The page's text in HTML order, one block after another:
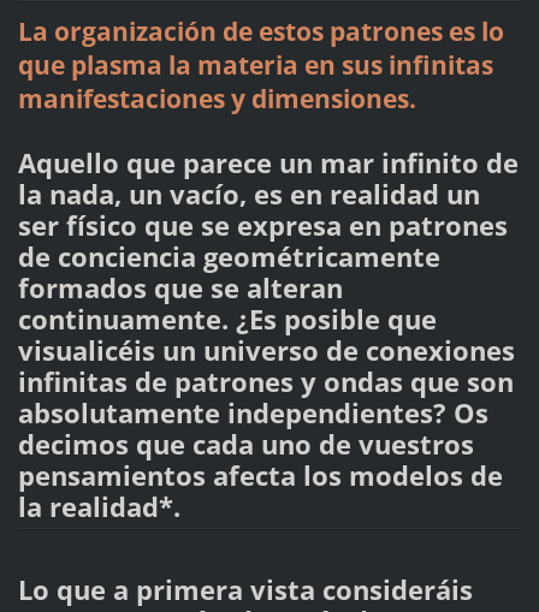
La organización de estos patrones es lo
que plasma la materia en sus infinitas
manifestaciones y dimensiones.
Aquello que parece un mar infinito de
la nada, un vacío, es en realidad un
ser físico que se expresa en patrones
de conciencia geométricamente
formados que se alteran
continuamente. ¿Es posible que
visualicéis un universo de conexiones
infinitas de patrones y ondas que son
absolutamente independientes? Os
decimos que cada uno de vuestros
pensamientos afecta los modelos de
la realidad*.
Lo que a primera vista consideráis